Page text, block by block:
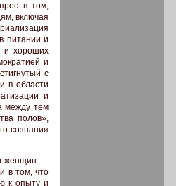
в том,
включая
питании и
и хороших
и
с
в области
и
между тем
полов»,
сознания
женщин —
в том, что
к опыту и